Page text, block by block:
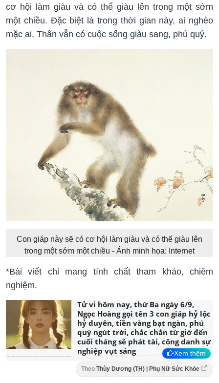
cơ hội làm giàu và có thể giàu lên trong một sớm
một chiều. Đặc biệt là trong thời gian này, ai nghèo
mặc ai, Thân vẫn có cuộc sống giàu sang, phú quý.
Con giáp này sẽ có cơ hội làm giàu và có thể giàu lên
trong một sớm một chiều - Ảnh minh họa: Internet
*Bài viết chỉ mang tính chất tham khảo, chiêm
nghiệm.
Tử vi hôm nay, thứ Ba ngày 6/9,
Ngọc Hoàng gọi tên 3 con giáp hỷ lộc
hỷ duyên, tiền vàng bạt ngàn, phú
quý ngút trời, chắc chắn từ giờ đến
cuối tháng sẽ phát tài, công danh sự
nghiệp vụt sáng
Xem thêm
Theo Thùy Dương (TH) | Phụ Nữ Sức Khỏe